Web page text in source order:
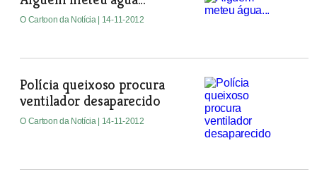
O Cartoon da Notícia | 14-11-2012
Polícia queixoso procura
ventilador desaparecido
O Cartoon da Notícia | 14-11-2012